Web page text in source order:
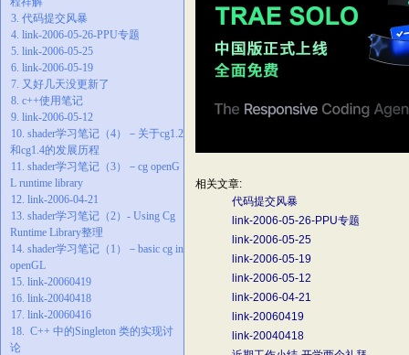
3. 代码提交风暴
4. link-2006-05-26-PPU专题
5. link-2006-05-25
6. link-2006-05-19
7. 又好几天没更新了
8. c++使用笔记
9. link-2006-05-12
10. shader学习笔记（4）－关于cg1.2
和cg1.4的发展历程
11. shader学习笔记（3）－cg openG
L runtime library
12. link-2006-04-21
13. shader学习笔记（2）- Using Cg
Runtime Library整理
14. shader学习笔记（1）－basic cg in
openGL
15. link-20060419
16. link-20040418
17. link-20060416
18. C++ 中的Singleton 类的实现讨
论
相关文章:
代码提交风暴
link-2006-05-26-PPU专题
link-2006-05-25
link-2006-05-19
link-2006-05-12
link-2006-04-21
link-20060419
link-20040418